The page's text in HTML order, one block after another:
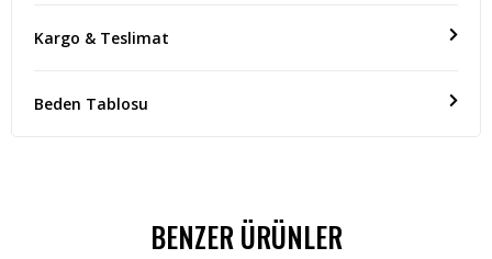
Kargo & Teslimat
Beden Tablosu
BENZER ÜRÜNLER